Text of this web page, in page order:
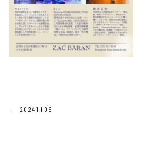
← 20241106